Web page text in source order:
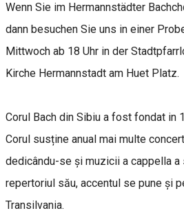
Wenn Sie im Hermannstädter
dann besuchen Sie uns in einer
Mittwoch ab 18 Uhr in der
Kirche Hermannstadt am Huet Platz.
Corul Bach din Sibiu a fost fondat in
Corul susține anual mai multe
dedicându-se și muzicii a cappella
repertoriul său, accentul se pune și
Transilvania.